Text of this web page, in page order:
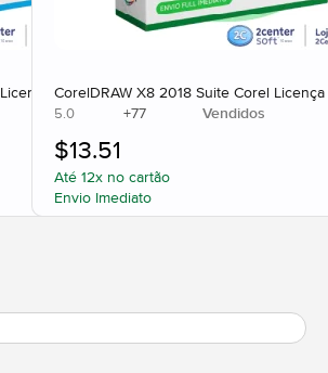
Original
CorelDRAW X8 2018 Suite Corel
5.0 +77 Vendidos
Até 12x no cartão
Envio Imediato
$13.51